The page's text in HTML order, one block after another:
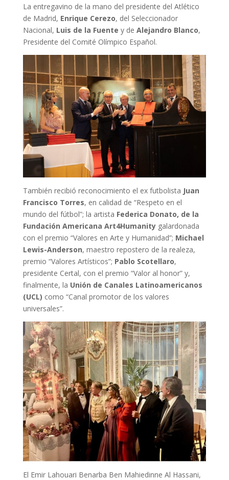
La entregavino de la mano del presidente del Atlético
de Madrid, Enrique Cerezo, del Seleccionador
Nacional, Luis de la Fuente y de Alejandro Blanco,
Presidente del Comité Olímpico Español.
También recibió reconocimiento el ex futbolista Juan
Francisco Torres, en calidad de “Respeto en el
mundo del fútbol”; la artista Federica Donato, de la
Fundación Americana Art4Humanitygalardonada
con el premio “Valores en Arte y Humanidad”; Michael
Lewis-Anderson, maestro repostero de la realeza,
premio “Valores Artísticos”; Pablo Scotellaro,
presidente Certal, con el premio “Valor al honor” y,
finalmente, la Unión de Canales Latinoamericanos
(UCL) como “Canal promotor de los valores
universales”.
El Emir Lahouari Benarba Ben Mahiedinne Al Hassani,